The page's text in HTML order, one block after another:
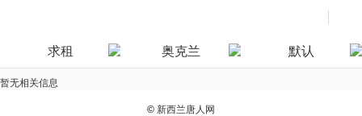
求租 奥克兰 默认
暂无相关信息
© 新西兰唐人网